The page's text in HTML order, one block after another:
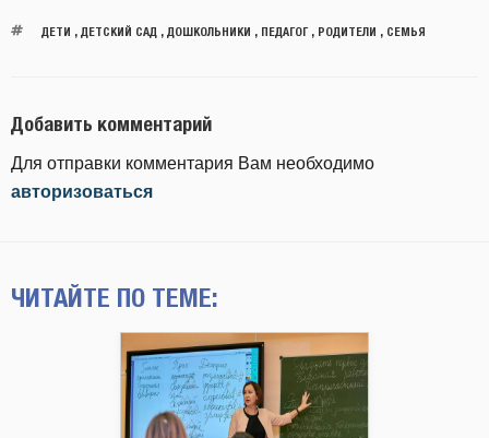
ДЕТИ , ДЕТСКИЙ САД , ДОШКОЛЬНИКИ , ПЕДАГОГ, РОДИТЕЛИ , СЕМЬЯ
Добавить комментарий
Для отправки комментария Вам необходимо
авторизоваться
ЧИТАЙТЕ ПО ТЕМЕ: